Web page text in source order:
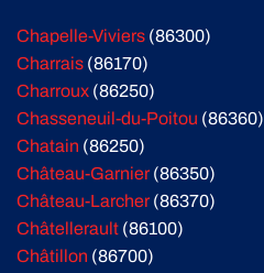
Chapelle-Viviers (86300)
Charrais (86170)
Charroux (86250)
Chasseneuil-du-Poitou (86360)
Chatain (86250)
Château-Garnier(86350)
Château-Larcher(86370)
Châtellerault (86100)
Châtillon (86700)